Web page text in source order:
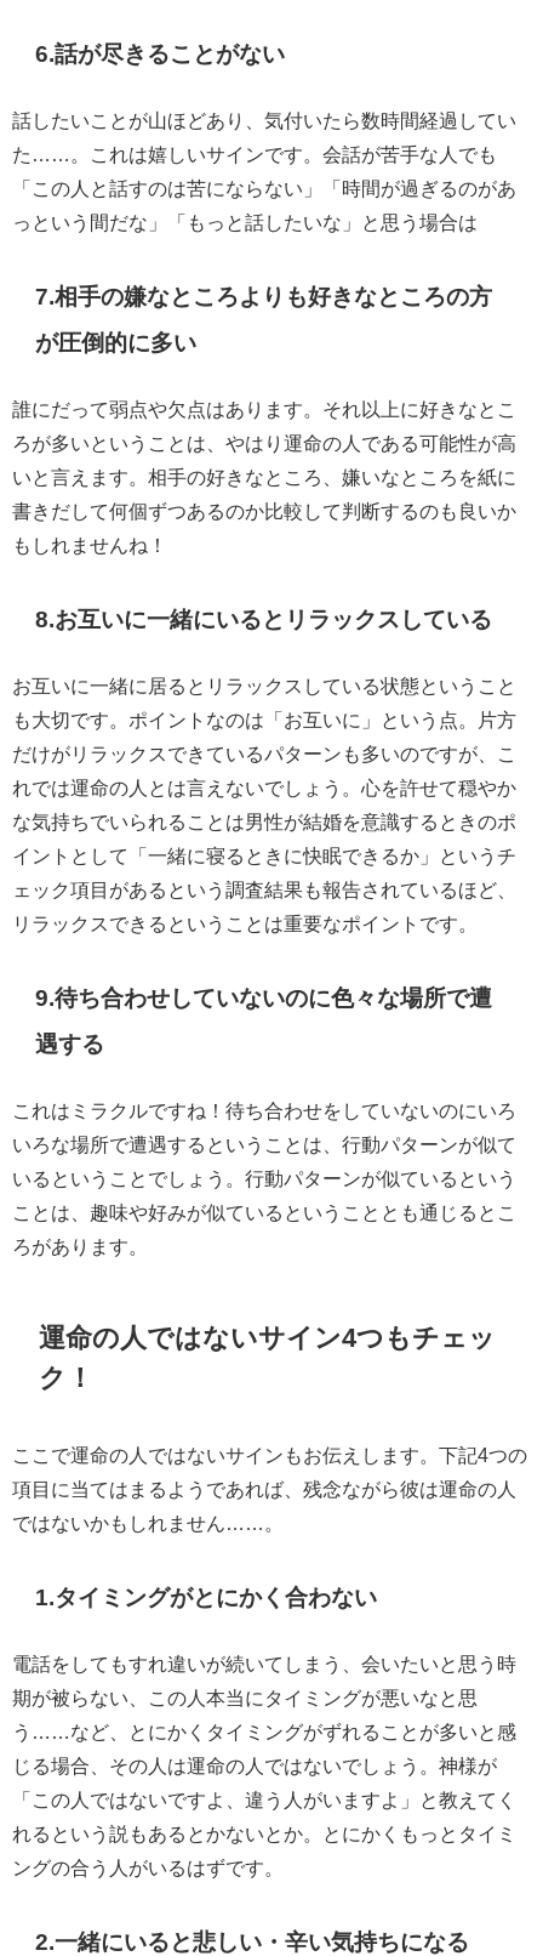
6.話が尽きることがない
話したいことが山ほどあり、気付いたら数時間経過してい
た……。これは嬉しいサインです。会話が苦手な人でも
「この人と話すのは苦にならない」「時間が過ぎるのがあ
っという間だな」「もっと話したいな」と思う場合は
7.相手の嫌なところよりも好きなところの方
が圧倒的に多い
誰にだって弱点や欠点はあります。それ以上に好きなとこ
ろが多いということは、やはり運命の人である可能性が高
いと言えます。相手の好きなところ、嫌いなところを紙に
書きだして何個ずつあるのか比較して判断するのも良いか
もしれませんね！
8.お互いに一緒にいるとリラックスしている
お互いに一緒に居るとリラックスしている状態ということ
も大切です。ポイントなのは「お互いに」という点。片方
だけがリラックスできているパターンも多いのですが、こ
れでは運命の人とは言えないでしょう。心を許せて穏やか
な気持ちでいられることは男性が結婚を意識するときのポ
イントとして「一緒に寝るときに快眠できるか」というチ
ェック項目があるという調査結果も報告されているほど、
リラックスできるということは重要なポイントです。
9.待ち合わせしていないのに色々な場所で遭
遇する
これはミラクルですね！待ち合わせをしていないのにいろ
いろな場所で遭遇するということは、行動パターンが似て
いるということでしょう。行動パターンが似ているという
ことは、趣味や好みが似ているということとも通じるとこ
ろがあります。
運命の人ではないサイン4つもチェッ
ク！
ここで運命の人ではないサインもお伝えします。下記4つの
項目に当てはまるようであれば、残念ながら彼は運命の人
ではないかもしれません……。
1.タイミングがとにかく合わない
電話をしてもすれ違いが続いてしまう、会いたいと思う時
期が被らない、この人本当にタイミングが悪いなと思
う……など、とにかくタイミングがずれることが多いと感
じる場合、その人は運命の人ではないでしょう。神様が
「この人ではないですよ、違う人がいますよ」と教えてく
れるという説もあるとかないとか。とにかくもっとタイミ
ングの合う人がいるはずです。
2.一緒にいると悲しい・辛い気持ちになる